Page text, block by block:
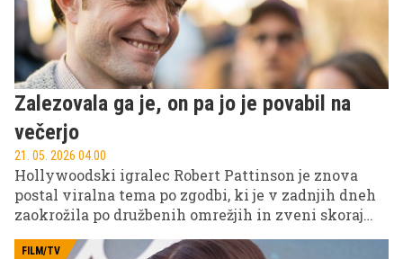
Zalezovala ga je, on pa jo je povabil na
večerjo
21. 05. 2026 04.00
Hollywoodski igralec Robert Pattinson je znova
postal viralna tema po zgodbi, ki je v zadnjih dneh
zaokrožila po družbenih omrežjih in zveni skoraj
neverjetno.
FILM/TV